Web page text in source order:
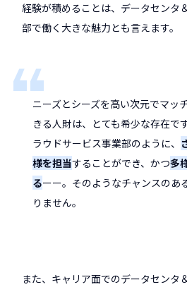
経験が積めることは、データセンタ
部で働く大きな魅力とも言えます。
ニーズとシーズを高い次元でマッ
きる人財は、とても希少な存在で
ラウドサービス事業部のように、
様を担当することができ、かつ多
るーー。そのようなチャンスのあ
りません。
また、キャリア面でのデータセンタ